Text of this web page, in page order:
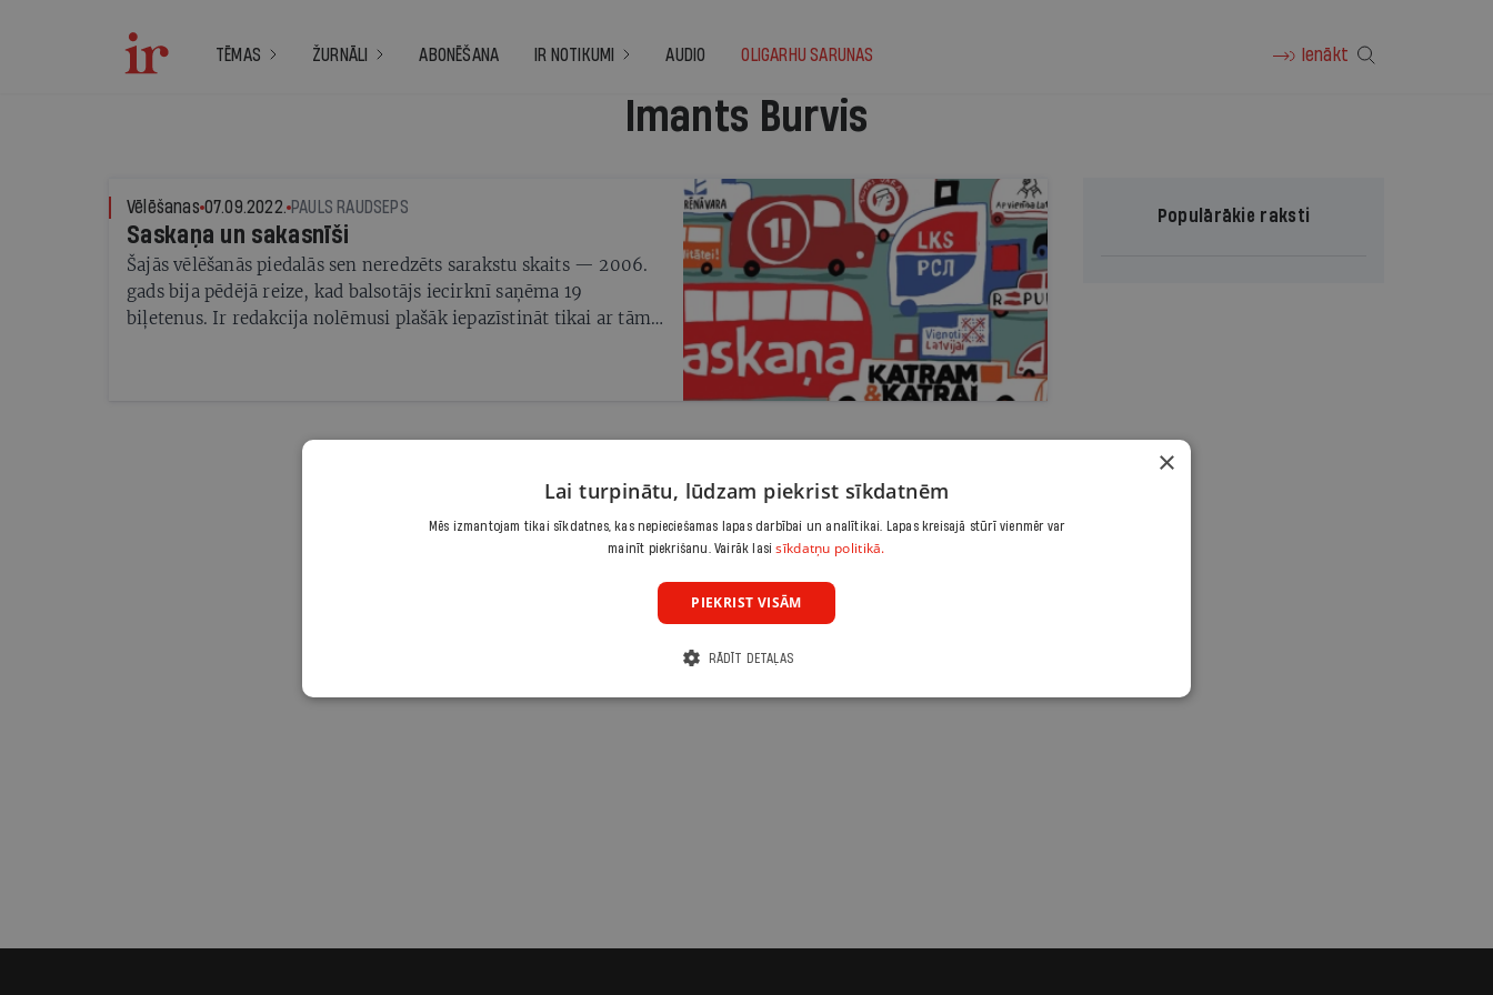
TĒMAS ŽURNĀLI ABONĒŠANA IR NOTIKUMI AUDIO OLIGARHU SARUNAS Ienākt
Imants Burvis
Vēlēšanas 07.09.2022. PAULS RAUDSEPS
Saskaņa un sakasnīši
Šajās vēlēšanās piedalās sen neredzēts sarakstu skaits — 2006.
gads bija pēdējā reize, kad balsotājs iecirknī saņēma 19
biļetenus. Ir redakcija nolēmusi plašāk iepazīstināt tikai ar tām
bet izvairās no darba Saeimā.
Populārākie raksti
×
Lai turpinātu, lūdzam piekrist sīkdatnēm
Mēs izmantojam tikai sīkdatnes, kas nepieciešamas lapas darbībai un analītikai. Lapas kreisajā stūrī vienmēr var
mainīt piekrišanu. Vairāk lasisīkdatņu politikā.
PIEKRIST VISĀM
RĀDĪT DETAĻAS